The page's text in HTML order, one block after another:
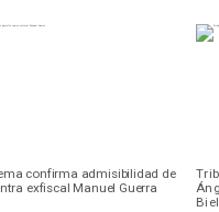
confirma admisibilidad de
exfiscal Manuel Guerra